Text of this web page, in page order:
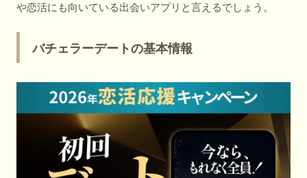
や恋活にも向いている出会いアプリと言えるでしょう。
バチェラーデートの基本情報